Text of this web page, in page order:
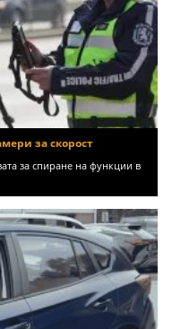
за скорост
за спиране на функции в